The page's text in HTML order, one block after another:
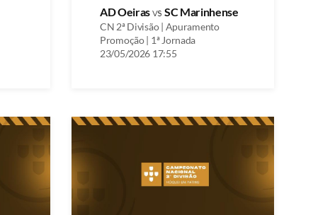
AD Oeirasvs SC Marinhense
CN 2ª Divisão | Apuramento
Promoção | 1ª Jornada
23/05/2026 17:55